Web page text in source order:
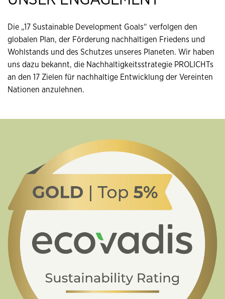
Die „17 Sustainable Development Goals“ verfolgen den
globalen Plan, der Förderung nachhaltigen Friedens und
Wohlstands und des Schutzes unseres Planeten. Wir haben
uns dazu bekannt, die Nachhaltigkeitsstrategie PROLICHTs
an den 17 Zielen für nachhaltige Entwicklung der Vereinten
Nationen anzulehnen.